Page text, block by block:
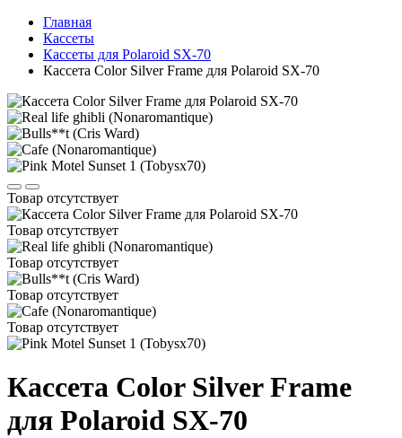
Главная
Кассеты
Кассеты для Polaroid SX-70
Кассета Color Silver Frame для Polaroid SX-70
Товар отсутствует
Товар отсутствует
Товар отсутствует
Товар отсутствует
Товар отсутствует
Кассета Color Silver Frame
для Polaroid SX-70